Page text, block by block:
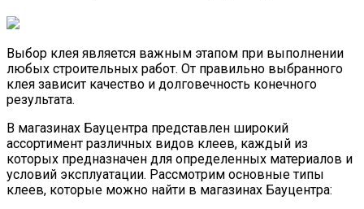
Выбор клея является важным этапом при выполнении
любых строительных работ. От правильно выбранного
клея зависит качество и долговечность конечного
результата.
В магазинах Бауцентра представлен широкий
ассортимент различных видов клеев, каждый из
которых предназначен для определенных материалов и
условий эксплуатации. Рассмотрим основные типы
клеев, которые можно найти в магазинах Бауцентра: